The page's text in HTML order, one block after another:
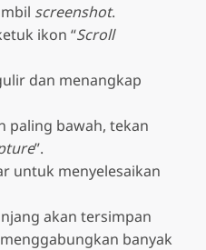
screenshot.
ikon “Scroll
dan menangkap
paling bawah, tekan
”.
untuk menyelesaikan
akan tersimpan
banyak